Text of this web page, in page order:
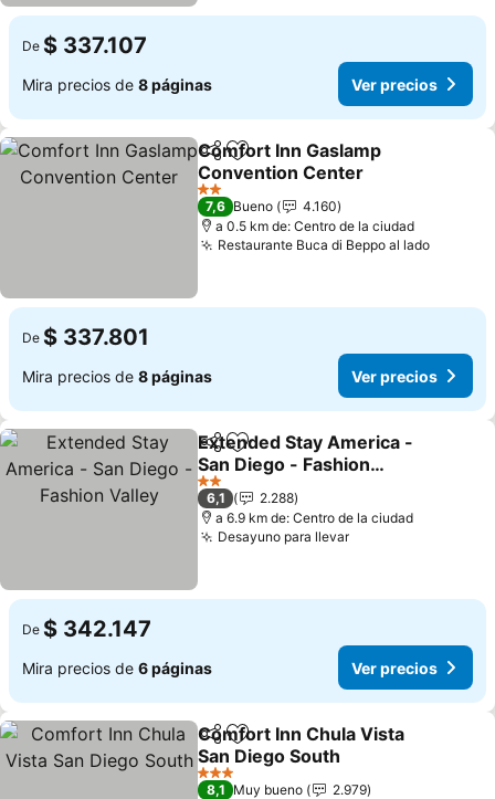
De $ 337.107
Mira precios de 8 páginas Ver precios
CompartirAgregar a favoritos
Comfort Inn Gaslamp
Convention Center
Ver precios
2 Estrellas
7,6 Bueno
4.160
a 0.5 km de: Centro de la ciudad
Restaurante Buca di Beppo al ladoVer
De $ 337.801
Mira precios de 8 páginas Ver precios
CompartirAgregar a favoritos
Extended Stay America -
San Diego - Fashion
Valley
Ver precios
2 Estrellas
6,1
2.288
a 6.9 km de: Centro de la ciudad
Desayuno para llevarVer precios
De $ 342.147
Mira precios de 6 páginas Ver precios
CompartirAgregar a favoritos
Comfort Inn Chula Vista
San Diego South
Ver precios
3 Estrellas
8,1 Muy bueno
2.979